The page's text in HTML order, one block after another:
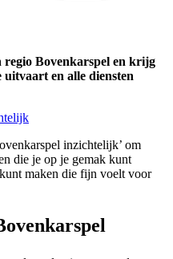
Bovenkarspel en krijg
en alle diensten
inzichtelijk’ om
die je op je gemak kunt
maken die fijn voelt voor